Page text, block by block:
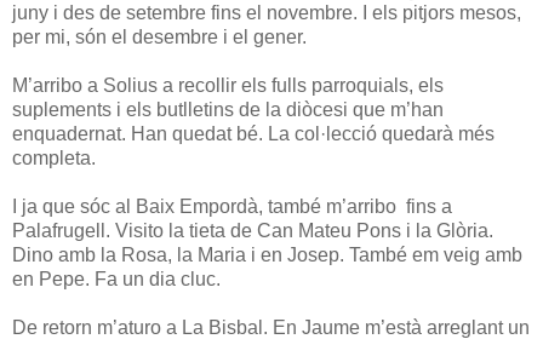
juny i des de setembre fins el novembre. I els pitjors mesos,
per mi, són el desembre i el gener.
M’arribo a Solius a recollir els fulls parroquials, els
suplements i els butlletins de la diòcesi que m’han
enquadernat. Han quedat bé. La col·lecció quedarà més
completa.
I ja que sóc al Baix Empordà, també m’arribo fins a
Palafrugell. Visito la tieta de Can Mateu Pons i la Glòria.
Dino amb la Rosa, la Maria i en Josep. També em veig amb
en Pepe. Fa un dia cluc.
De retorn m’aturo a La Bisbal. En Jaume m’està arreglant un